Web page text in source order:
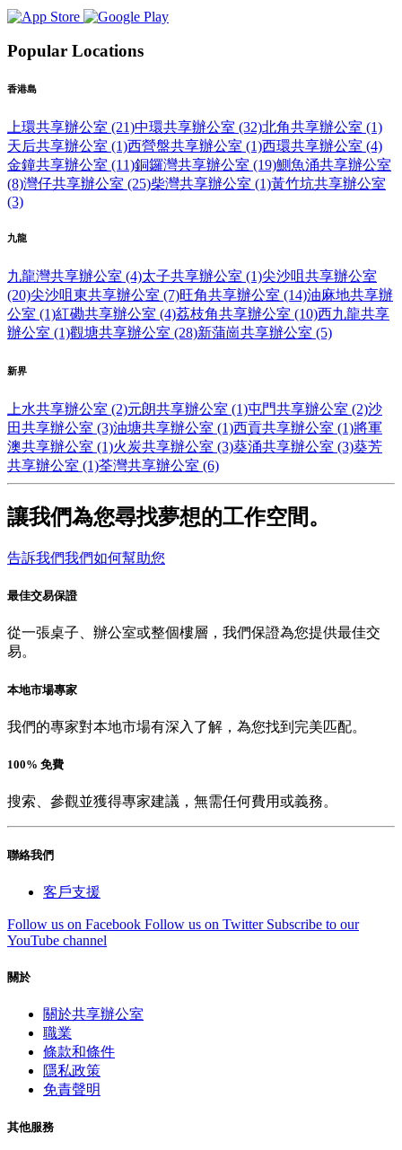
Popular Locations
香港島
上環共享辦公室 (21)中環共享辦公室 (32)北角共享辦公室 (1)
天后共享辦公室 (1)西營盤共享辦公室 (1)西環共享辦公室 (4)
金鐘共享辦公室 (11)銅鑼灣共享辦公室 (19)鰂魚涌共享辦公室
(8)灣仔共享辦公室 (25)柴灣共享辦公室 (1)黃竹坑共享辦公室
(3)
九龍
九龍灣共享辦公室 (4)太子共享辦公室 (1)尖沙咀共享辦公室
(20)尖沙咀東共享辦公室 (7)旺角共享辦公室 (14)油麻地共享辦
公室 (1)紅磡共享辦公室 (4)荔枝角共享辦公室 (10)西九龍共享
辦公室 (1)觀塘共享辦公室 (28)新蒲崗共享辦公室 (5)
新界
上水共享辦公室 (2)元朗共享辦公室 (1)屯門共享辦公室 (2)沙
田共享辦公室 (3)油塘共享辦公室 (1)西貢共享辦公室 (1)將軍
澳共享辦公室 (1)火炭共享辦公室 (3)葵涌共享辦公室 (3)葵芳
共享辦公室 (1)荃灣共享辦公室 (6)
讓我們為您尋找夢想的工作空間。
告訴我們我們如何幫助您
最佳交易保證
從一張桌子、辦公室或整個樓層，我們保證為您提供最佳交
易。
本地市場專家
我們的專家對本地市場有深入了解，為您找到完美匹配。
100% 免費
搜索、參觀並獲得專家建議，無需任何費用或義務。
聯絡我們
客戶支援
Follow us on Facebook Follow us on Twitter Subscribe to our
YouTube channel
關於
關於共享辦公室
職業
條款和條件
隱私政策
免責聲明
其他服務